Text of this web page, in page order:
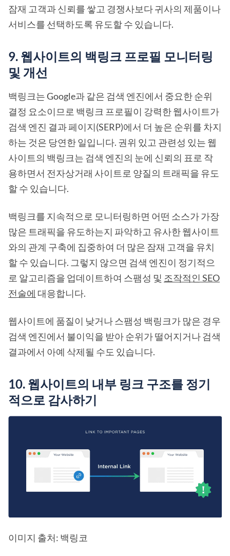
잠재 고객과 신뢰를 쌓고 경쟁사보다 귀사의 제품이나
서비스를 선택하도록 유도할 수 있습니다.
9. 웹사이트의 백링크 프로필 모니터링
및 개선
백링크는 Google과 같은 검색 엔진에서 중요한 순위
결정 요소이므로 백링크 프로필이 강력한 웹사이트가
검색 엔진 결과 페이지(SERP)에서 더 높은 순위를 차지
하는 것은 당연한 일입니다. 권위 있고 관련성 있는 웹
사이트의 백링크는 검색 엔진의 눈에 신뢰의 표로 작
용하면서 전자상거래 사이트로 양질의 트래픽을 유도
할 수 있습니다.
백링크를 지속적으로 모니터링하면 어떤 소스가 가장
많은 트래픽을 유도하는지 파악하고 유사한 웹사이트
와의 관계 구축에 집중하여 더 많은 잠재 고객을 유치
할 수 있습니다. 그렇지 않으면 검색 엔진이 정기적으
로 알고리즘을 업데이트하여 스팸성 및 조작적인 SEO
전술에 대응합니다.
웹사이트에 품질이 낮거나 스팸성 백링크가 많은 경우
검색 엔진에서 불이익을 받아 순위가 떨어지거나 검색
결과에서 아예 삭제될 수도 있습니다.
10. 웹사이트의 내부 링크 구조를 정기
적으로 감사하기
이미지 출처: 백링코